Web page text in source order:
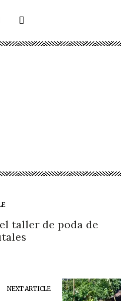
taller de poda de
NEXT ARTICLE